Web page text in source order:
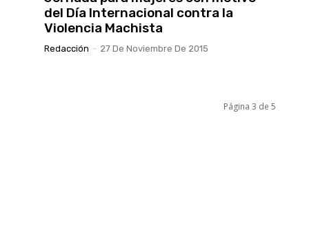
del Día Internacional contra la
Violencia Machista
Redacción - 27 De Noviembre De 2015
Página 3 de 5